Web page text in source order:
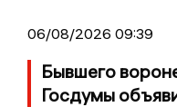
06/08/2026 09:39
Бывшего
Госдумы